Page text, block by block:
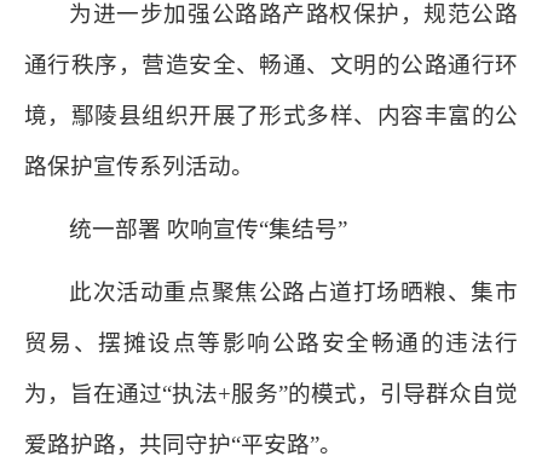
为进一步加强公路路产路权保护，规范公路
通行秩序，营造安全、畅通、文明的公路通行环
境，鄢陵县组织开展了形式多样、内容丰富的公
路保护宣传系列活动。
统一部署 吹响宣传“集结号”
此次活动重点聚焦公路占道打场晒粮、集市
贸易、摆摊设点等影响公路安全畅通的违法行
为，旨在通过“执法+服务”的模式，引导群众自觉
爱路护路，共同守护“平安路”。